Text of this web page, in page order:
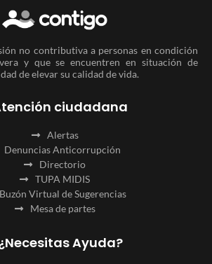
no contributiva a personas en condición
y que se encuentren en situación de
de elevar su calidad de vida.
ciudadana
Alertas
Denuncias Anticorrupción
Directorio
TUPA MIDIS
Buzón Virtual de Sugerencias
Mesa de partes
Ayuda?